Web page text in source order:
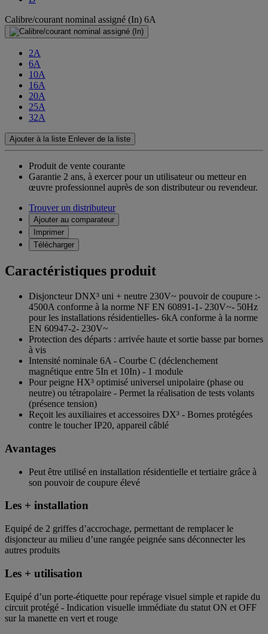
Calibre/courant nominal assigné (In) 6A
2A
6A
10A
16A
20A
25A
32A
Ajouter à la liste Enlever de la liste
Produit de vente courante
Garantie 2 ans, à exercer pour un utilisateur ou metteur en
œuvre professionnel auprès de son distributeur ou revendeur.
Trouver un distributeur
Ajouter au comparateur
Imprimer
Télécharger
Caractéristiques produit
Disjoncteur DNX³ uni + neutre 230V~ pouvoir de coupure :-
4500A conforme à la norme NF EN 60891-1- 230V~- 50Hz
pour les installations résidentielles- 6kA conforme à la norme
EN 60947-2- 230V~
Protection des départs : arrivée haute et sortie basse par bornes
à vis
Intensité nominale 6A - Courbe C (déclenchement
magnétique entre 5In et 10In) - 1 module
Pour peigne HX³ optimisé universel unipolaire (phase ou
neutre) ou tétrapolaire - Permet la réalisation de tests volants
(présence tension)
Reçoit les auxiliaires et accessoires DX³ - Bornes protégées
contre le toucher IP20, appareil câblé
Avantages
Peut être utilisé en installation résidentielle et tertiaire grâce à
son pouvoir de coupure élevé
Les + installation
Equipé de 2 griffes d’accrochage, permettant de remplacer le
disjoncteur au milieu d’une rangée peignée sans déconnecter les
autres produits
Les + utilisation
Equipé d’un porte-étiquette pour repérage visuel simple et rapide du
circuit protégé - Indication visuelle immédiate du statut ON et OFF
sur la manette en vert et rouge